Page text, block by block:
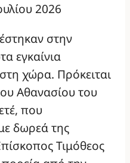
2026
στην
εγκαίνια
χώρα. Πρόκειται
Αθανασίου του
που
δωρεά της
Τιμόθεος